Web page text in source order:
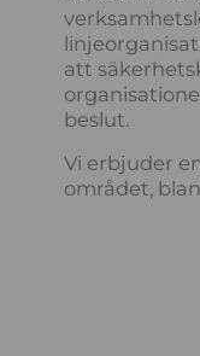
att
beslut.
Vi erbjuder
området,